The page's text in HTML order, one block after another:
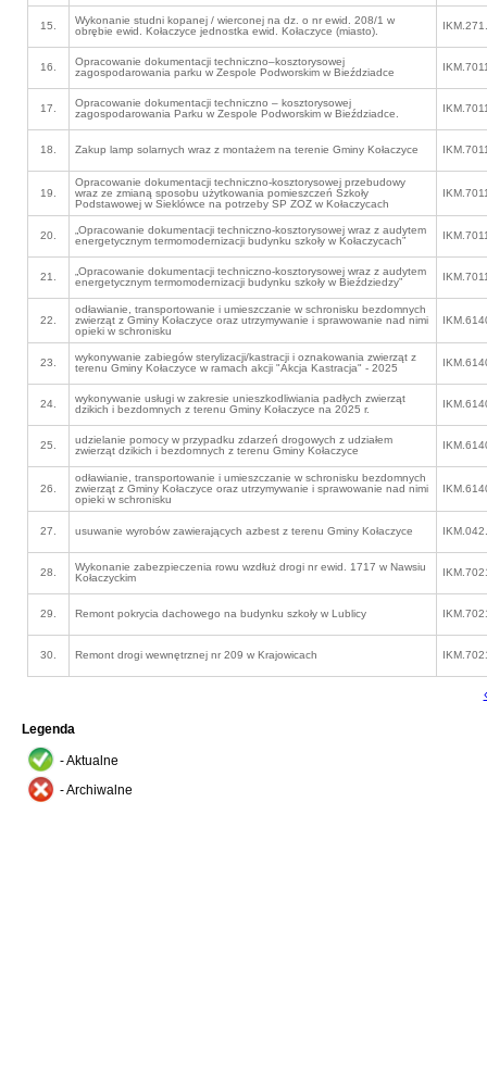
15.
Wykonanie studni kopanej / wierconej na dz. o nr ewid. 208/1 w
obrębie ewid. Kołaczyce jednostka ewid. Kołaczyce (miasto).
16.
Opracowanie dokumentacji techniczno–kosztorysowej
zagospodarowania parku w Zespole Podworskim w Bieździadce
17.
Opracowanie dokumentacji techniczno – kosztorysowej
zagospodarowania Parku w Zespole Podworskim w Bieździadce.
18. Zakup lamp solarnych wraz z montażem na terenie Gminy Kołaczyce
19.
Opracowanie dokumentacji techniczno-kosztorysowej przebudowy
wraz ze zmianą sposobu użytkowania pomieszczeń Szkoły
Podstawowej w Sieklówce na potrzeby SP ZOZ w Kołaczycach
20.
„Opracowanie dokumentacji techniczno-kosztorysowej wraz z audytem
energetycznym termomodernizacji budynku szkoły w Kołaczycach”
21.
„Opracowanie dokumentacji techniczno-kosztorysowej wraz z audytem
energetycznym termomodernizacji budynku szkoły w Bieździedzy”
22.
odławianie, transportowanie i umieszczanie w schronisku bezdomnych
zwierząt z Gminy Kołaczyce oraz utrzymywanie i sprawowanie nad nimi
opieki w schronisku
23.
wykonywanie zabiegów sterylizacji/kastracji i oznakowania zwierząt z
terenu Gminy Kołaczyce w ramach akcji "Akcja Kastracja" - 2025
24.
wykonywanie usługi w zakresie unieszkodliwiania padłych zwierząt
dzikich i bezdomnych z terenu Gminy Kołaczyce na 2025 r.
25.
udzielanie pomocy w przypadku zdarzeń drogowych z udziałem
zwierząt dzikich i bezdomnych z terenu Gminy Kołaczyce
26.
odławianie, transportowanie i umieszczanie w schronisku bezdomnych
zwierząt z Gminy Kołaczyce oraz utrzymywanie i sprawowanie nad nimi
opieki w schronisku
27. usuwanie wyrobów zawierających azbest z terenu Gminy Kołaczyce
28.
Wykonanie zabezpieczenia rowu wzdłuż drogi nr ewid. 1717 w Nawsiu
Kołaczyckim
29. Remont pokrycia dachowego na budynku szkoły w Lublicy
30. Remont drogi wewnętrznej nr 209 w Krajowicach
Legenda
- Aktualne
- Archiwalne